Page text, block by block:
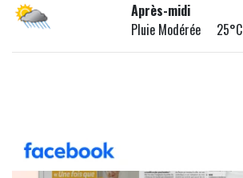
Après-midi
Pluie Modérée 25°C